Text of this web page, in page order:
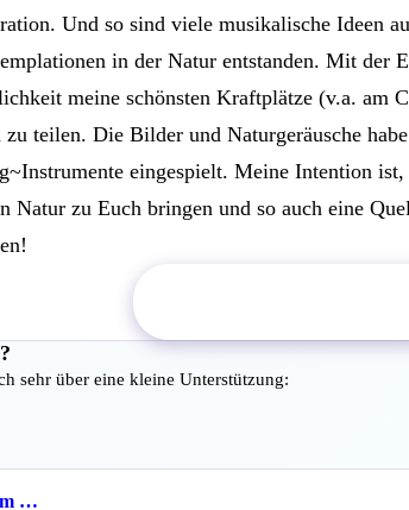
Und so sind viele musikalische Ideen
in der Natur entstanden. Mit der
meine schönsten Kraftplätze (v.a. am
zu teilen. Die Bilder und Naturgeräusche
eingespielt. Meine Intention
Natur zu Euch bringen und so auch eine
sehr über eine kleine Unterstützung:
…